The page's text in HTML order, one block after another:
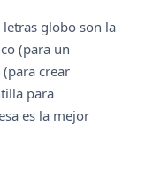
globo son la
(para un
crear
para
es la mejor